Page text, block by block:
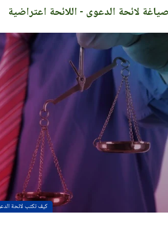
لائحة الدعوى - اللائحة اعتراضية
كيف تكتب لائحة